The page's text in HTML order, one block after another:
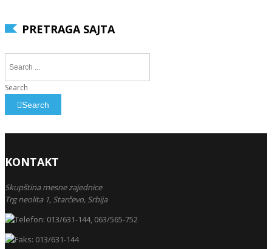
PRETRAGA SAJTA
Search
Search
KONTAKT
Skupština mesne zajednice
Trg neolita 1, Starčevo, Srbija
013/631-144, 063/565-752
013/631-144